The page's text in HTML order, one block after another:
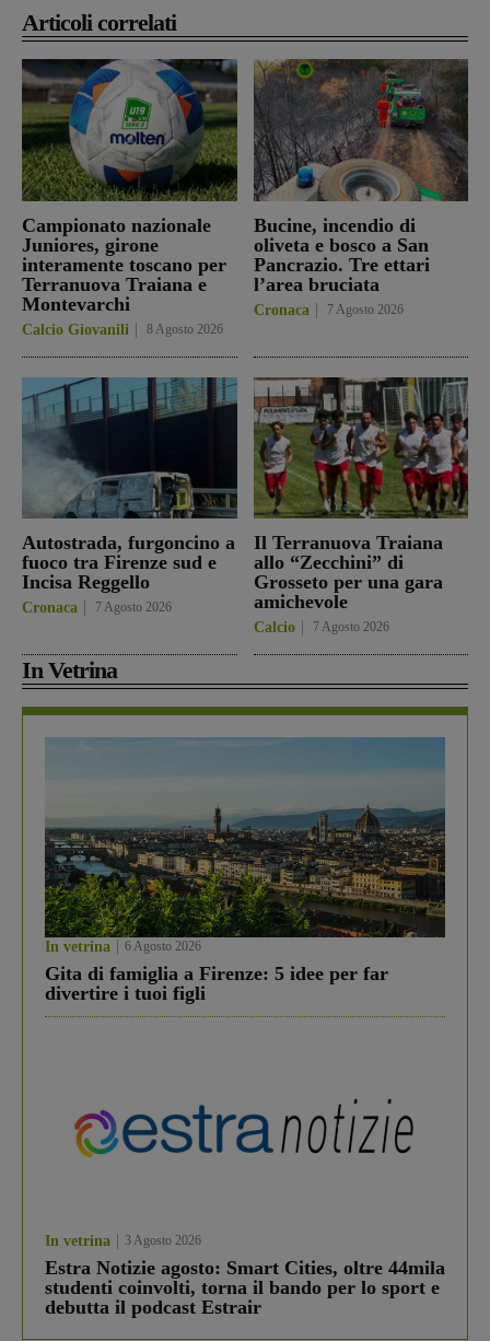
Articoli correlati
Campionato nazionale
Juniores, girone
interamente toscano per
Terranuova Traiana e
Montevarchi
Calcio Giovanili 8 Agosto 2026
Bucine, incendio di
oliveta e bosco a San
Pancrazio. Tre ettari
l’area bruciata
Cronaca 7 Agosto 2026
Autostrada, furgoncino a
fuoco tra Firenze sud e
Incisa Reggello
Cronaca 7 Agosto 2026
Il Terranuova Traiana
allo “Zecchini” di
Grosseto per una gara
amichevole
Calcio 7 Agosto 2026
In Vetrina
In vetrina 6 Agosto 2026
Gita di famiglia a Firenze: 5 idee per far
divertire i tuoi figli
In vetrina 3 Agosto 2026
Estra Notizie agosto: Smart Cities, oltre 44mila
studenti coinvolti, torna il bando per lo sport e
debutta il podcast Estrair